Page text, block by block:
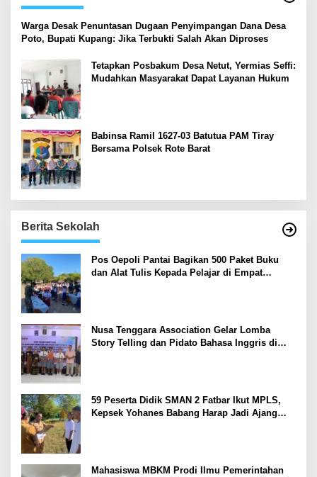
‎Warga Desak Penuntasan Dugaan Penyimpangan Dana Desa
Poto, Bupati Kupang: Jika Terbukti Salah Akan Diproses
Tetapkan Posbakum Desa Netut, Yermias Seffi:
Mudahkan Masyarakat Dapat Layanan Hukum
Babinsa Ramil 1627-03 Batutua PAM Tiray
Bersama Polsek Rote Barat
Berita Sekolah
Pos Oepoli Pantai Bagikan 500 Paket Buku
dan Alat Tulis Kepada Pelajar di Empat
Nusa Tenggara Association Gelar Lomba
Story Telling dan Pidato Bahasa Inggris di
59 Peserta Didik SMAN 2 Fatbar Ikut MPLS,
Kepsek Yohanes Babang Harap Jadi Ajang
Mahasiswa MBKM Prodi Ilmu Pemerintahan